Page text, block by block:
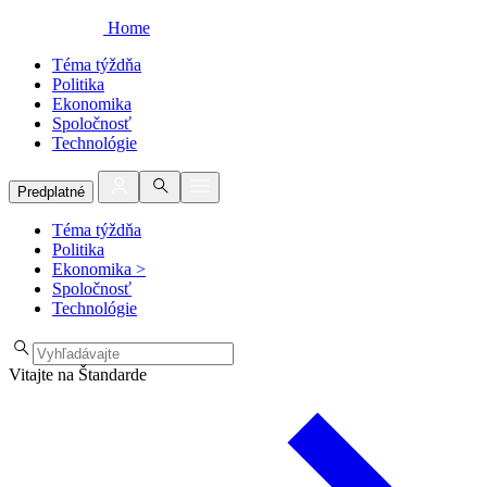
Home
Téma týždňa
Politika
Ekonomika
Spoločnosť
Technológie
Predplatné
Téma týždňa
Politika
Ekonomika >
Spoločnosť
Technológie
Vitajte na Štandarde